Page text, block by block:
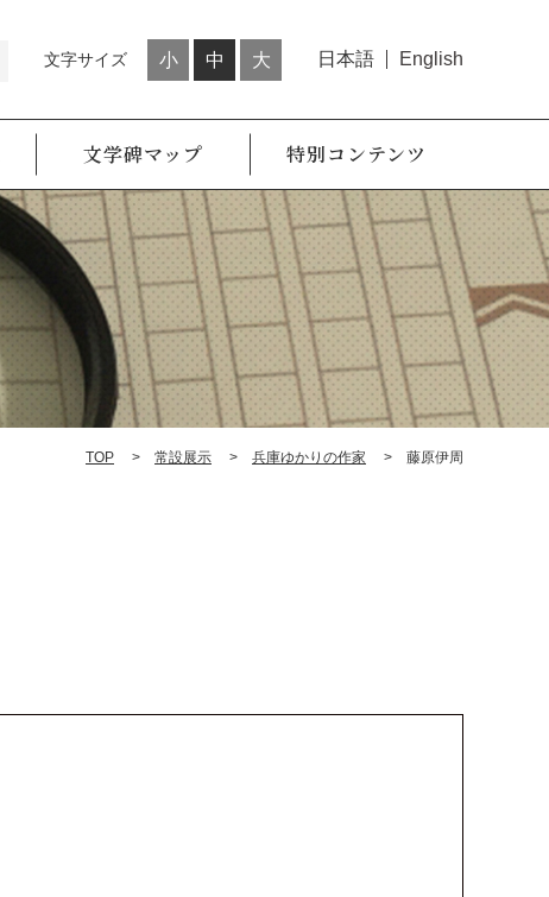
文字サイズ 小 中 大 日本語 English
文学碑マップ 特別コンテンツ
TOP 常設展示 兵庫ゆかりの作家 藤原伊周